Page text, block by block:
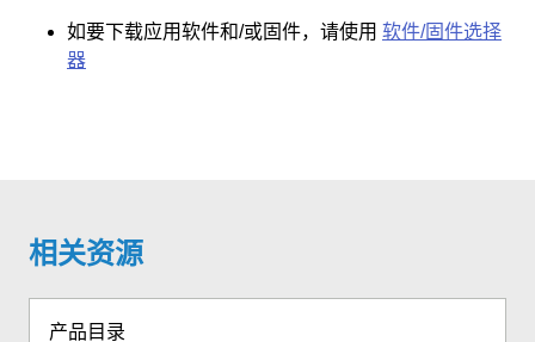
如要下载应用软件和/或固件，请使用 软件/固件选择
器
相关资源
产品目录